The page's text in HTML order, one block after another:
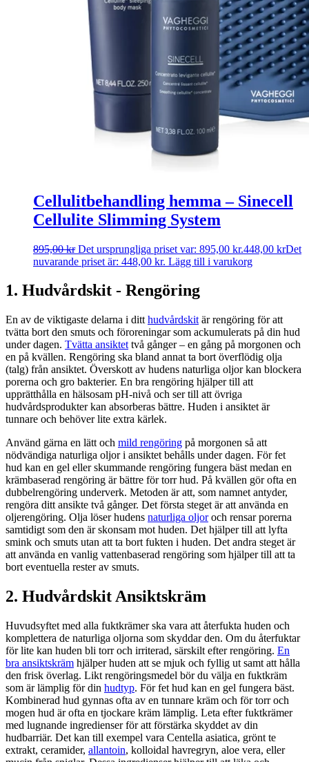
Cellulitbehandling hemma – Sinecell
Cellulite Slimming System
895,00kr Det ursprungliga priset var: 895,00 kr.448,00 krDet
nuvarande priset är: 448,00 kr. Lägg till i varukorg
‍1. Hudvårdskit - Rengöring
En av de viktigaste delarna i ditt hudvårdskit är rengöring för att
tvätta bort den smuts och föroreningar som ackumulerats på din hud
under dagen. Tvätta ansiktet två gånger – en gång på morgonen och
en på kvällen. Rengöring ska bland annat ta bort överflödig olja
(talg) från ansiktet. Överskott av hudens naturliga oljor kan blockera
porerna och gro bakterier. En bra rengöring hjälper till att
upprätthålla en hälsosam pH-nivå och ser till att övriga
hudvårdsprodukter kan absorberas bättre. Huden i ansiktet är
tunnare och behöver lite extra kärlek.
Använd gärna en lätt och mild rengöring på morgonen så att
nödvändiga naturliga oljor i ansiktet behålls under dagen. För fet
hud kan en gel eller skummande rengöring fungera bäst medan en
krämbaserad rengöring är bättre för torr hud. På kvällen gör ofta en
dubbelrengöring underverk. Metoden är att, som namnet antyder,
rengöra ditt ansikte två gånger. Det första steget är att använda en
oljerengöring. Olja löser hudens naturliga oljoroch rensar porerna
samtidigt som den är skonsam mot huden. Det hjälper till att lyfta
smink och smuts utan att ta bort fukten i huden. Det andra steget är
att använda en vanlig vattenbaserad rengöring som hjälper till att ta
bort eventuella rester av smuts.
2. Hudvårdskit Ansiktskräm
Huvudsyftet med alla fuktkrämer ska vara att återfukta huden och
komplettera de naturliga oljorna som skyddar den. Om du återfuktar
för lite kan huden bli torr och irriterad, särskilt efter rengöring. En
bra ansiktskräm hjälper huden att se mjuk och fyllig ut samt att hålla
den frisk överlag. Likt rengöringsmedel bör du välja en fuktkräm
som är lämplig för din hudtyp. För fet hud kan en gel fungera bäst.
Kombinerad hud gynnas ofta av en tunnare kräm och för torr och
mogen hud är ofta en tjockare kräm lämplig. Leta efter fuktkrämer
med lugnande ingredienser för att förstärka skyddet av din
hudbarriär. Det kan till exempel vara Centella asiatica, grönt te
extrakt, ceramider, allantoin, kolloidal havregryn, aloe vera, eller